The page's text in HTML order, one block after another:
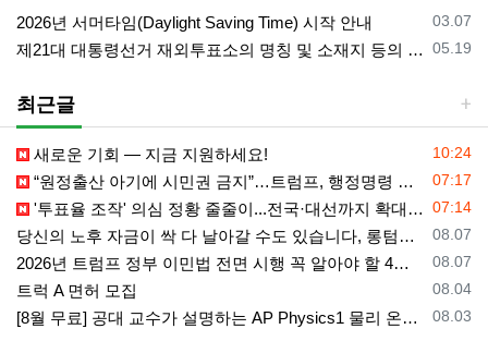
등록일
03.07
2026년 서머타임(Daylight Saving Time) 시작 안내
등록일
05.19
제21대 대통령선거 재외투표소의 명칭 및 소재지 등의 공고/올랜도 제외 투표소
최근글
등록일
10:24
새로운 기회 — 지금 지원하세요!
등록일
07:17
“원정출산 아기에 시민권 금지”…트럼프, 행정명령 서명
등록일
07:14
'투표율 조작' 의심 정황 줄줄이...전국·대선까지 확대되나
등록일
08.07
당신의 노후 자금이 싹 다 날아갈 수도 있습니다, 롱텀케어 준비 하기
등록일
08.07
2026년 트럼프 정부 이민법 전면 시행 꼭 알아야 할 4가지!!
등록일
08.04
트럭 A 면허 모집
등록일
08.03
[8월 무료] 공대 교수가 설명하는 AP Physics1 물리 온라인 강의